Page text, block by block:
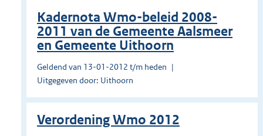
Kadernota Wmo-beleid 2008-
2011 van de Gemeente Aalsmeer
en Gemeente Uithoorn
Geldend van 13-01-2012 t/m heden
Uitgegeven door: Uithoorn
Verordening Wmo 2012